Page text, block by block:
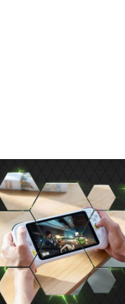
天氣可能不會很穩定